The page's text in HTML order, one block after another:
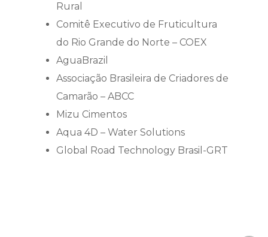
Rural
Comitê Executivo de Fruticultura
do Rio Grande do Norte – COEX
AguaBrazil
Associação Brasileira de Criadores de
Camarão – ABCC
Mizu Cimentos
Aqua 4D – Water Solutions
Global Road Technology Brasil-GRT